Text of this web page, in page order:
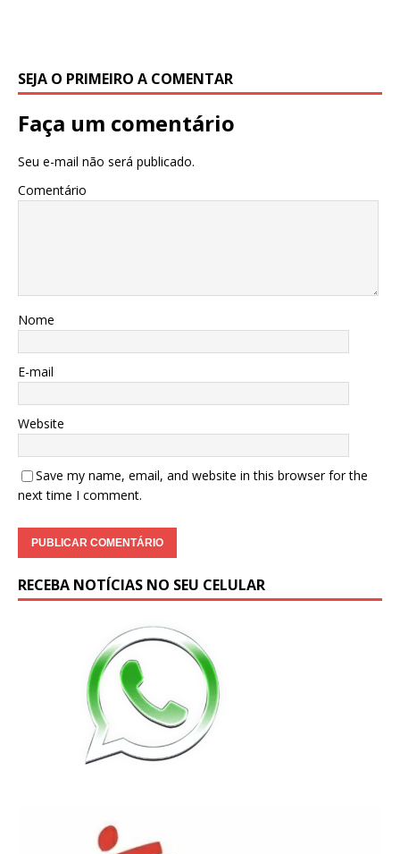
SEJA O PRIMEIRO A COMENTAR
Faça um comentário
Seu e-mail não será publicado.
Comentário
Nome
E-mail
Website
Save my name, email, and website in this browser for the
next time I comment.
RECEBA NOTÍCIAS NO SEU CELULAR